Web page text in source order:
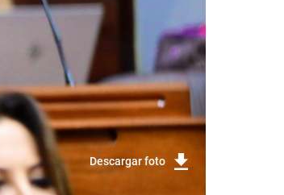
Descargar foto